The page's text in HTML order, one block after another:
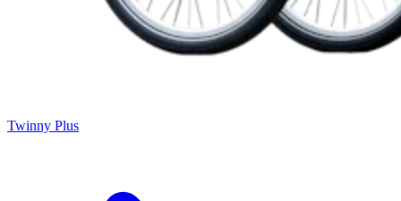
Twinny Plus